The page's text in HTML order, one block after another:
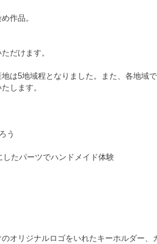
作品。
だけます。
は5地域程となりました。また、各地域
します。
う
たパーツでハンドメイド体験
オリジナルロゴをいれたキーホルダー、